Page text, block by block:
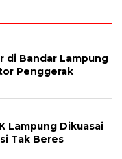
di Bandar Lampung
Penggerak
Lampung Dikuasai
Tak Beres